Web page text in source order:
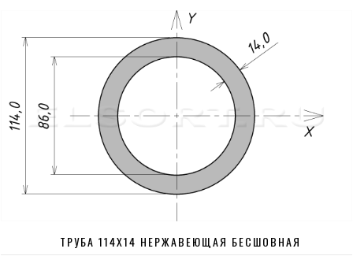
ТРУБА 114Х14 НЕРЖАВЕЮЩАЯ БЕСШОВНАЯ